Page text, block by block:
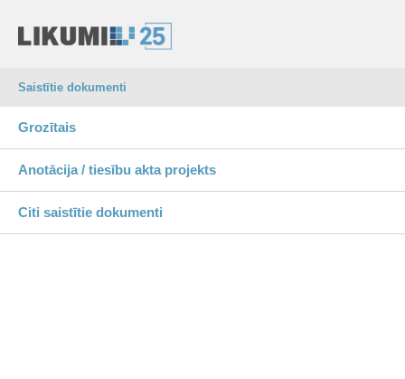
Saistītie dokumenti
Grozītais
Anotācija / tiesību akta projekts
Citi saistītie dokumenti